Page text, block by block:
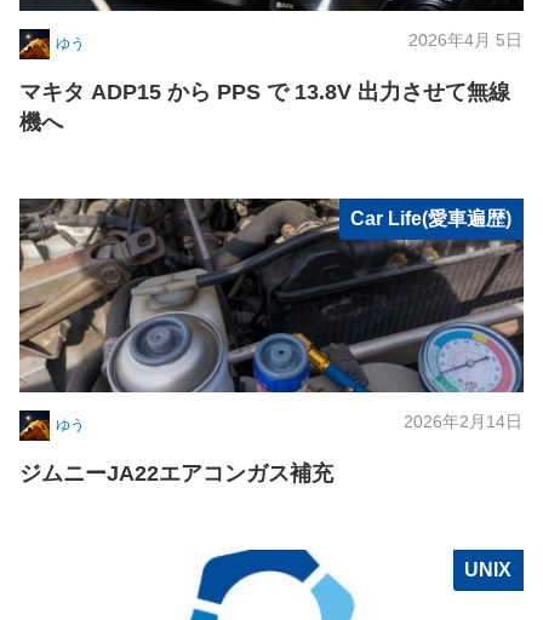
ゆう 2026年4月 5日
マキタ ADP15 から PPS で 13.8V 出力させて無線
機へ
Car Life(愛車遍歴)
ゆう 2026年2月14日
ジムニーJA22エアコンガス補充
UNIX